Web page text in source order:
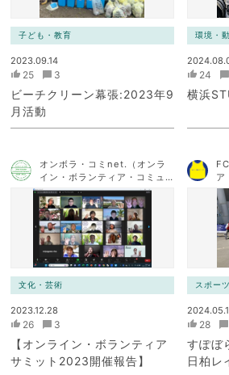
子ども・教育
2023.09.14
25 3
ビーチクリーン幕張:2023年9
月活動
環境・
24
横浜
オンボラ・コミnet.（オンラ
イン・ボランティア・コミュ
ニケーション・ネットワー
ク）
文化・芸術
2023.12.28
26 3
【オンライン・ボランティア
サミット2023開催報告】
ア
スポーツ
28
すぽ
日柏レ